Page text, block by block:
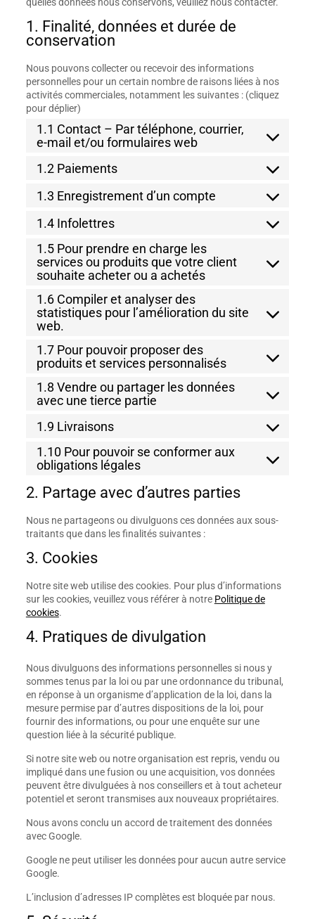
1. Finalité, données et durée de
conservation
Nous pouvons collecter ou recevoir des informations
personnelles pour un certain nombre de raisons liées à nos
activités commerciales, notamment les suivantes : (cliquez
pour déplier)
1.1 Contact – Par téléphone, courrier,
e-mail et/ou formulaires web
1.2 Paiements
1.3 Enregistrement d’un compte
1.4 Infolettres
1.5 Pour prendre en charge les
services ou produits que votre client
souhaite acheter ou a achetés
1.6 Compiler et analyser des
statistiques pour l’amélioration du site
web.
1.7 Pour pouvoir proposer des
produits et services personnalisés
1.8 Vendre ou partager les données
avec une tierce partie
1.9 Livraisons
1.10 Pour pouvoir se conformer aux
obligations légales
2. Partage avec d’autres parties
Nous ne partageons ou divulguons ces données aux sous-
traitants que dans les finalités suivantes :
3. Cookies
Notre site web utilise des cookies. Pour plus d’informations
sur les cookies, veuillez vous référer à notre Politique de
cookies.
4. Pratiques de divulgation
Nous divulguons des informations personnelles si nous y
sommes tenus par la loi ou par une ordonnance du tribunal,
en réponse à un organisme d’application de la loi, dans la
mesure permise par d’autres dispositions de la loi, pour
fournir des informations, ou pour une enquête sur une
question liée à la sécurité publique.
Si notre site web ou notre organisation est repris, vendu ou
impliqué dans une fusion ou une acquisition, vos données
peuvent être divulguées à nos conseillers et à tout acheteur
potentiel et seront transmises aux nouveaux propriétaires.
Nous avons conclu un accord de traitement des données
avec Google.
Google ne peut utiliser les données pour aucun autre service
Google.
L’inclusion d’adresses IP complètes est bloquée par nous.